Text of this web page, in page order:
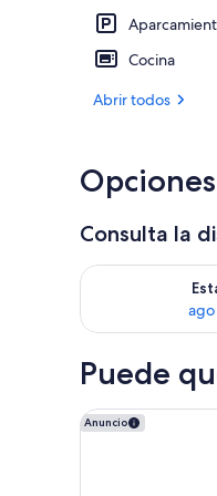
Cocina
Abrir todos
Consulta la
ago
Consulta la
Puede
Anuncio
Duke Street